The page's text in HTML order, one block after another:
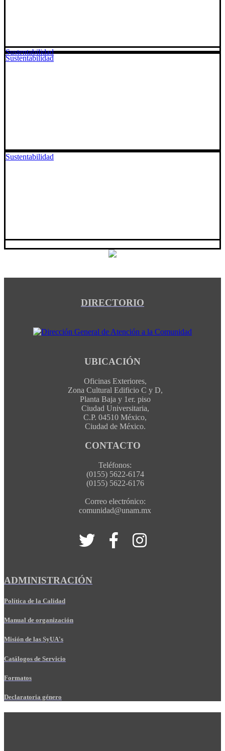
Sustentabilidad
Sustentabilidad
Sustentabilidad
DIRECTORIO
UBICACIÓN
Oficinas Exteriores,
Zona Cultural Edificio C y D,
Planta Baja y 1er. piso
Ciudad Universitaria,
C.P. 04510 México,
Ciudad de México.
CONTACTO
Teléfonos:
(0155) 5622-6174
(0155) 5622-6176
Correo electrónico:
comunidad@unam.mx
ADMINISTRACIÓN
Política de la Calidad
Manual de organización
Misión de las SyUA's
Catálogos de Servicio
Formatos
Declaratoria género